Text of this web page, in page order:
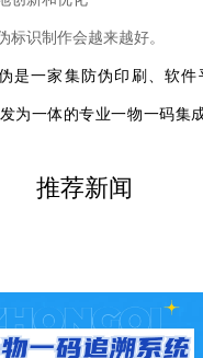
标识制作会越来越好。
是一家集防伪印刷、软件
为一体的专业一物一码集
推荐新闻